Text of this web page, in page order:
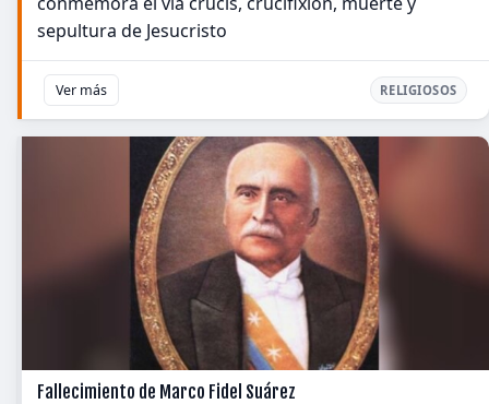
sepultura de Jesucristo
Ver más RELIGIOSOS
Fallecimiento de Marco Fidel Suárez